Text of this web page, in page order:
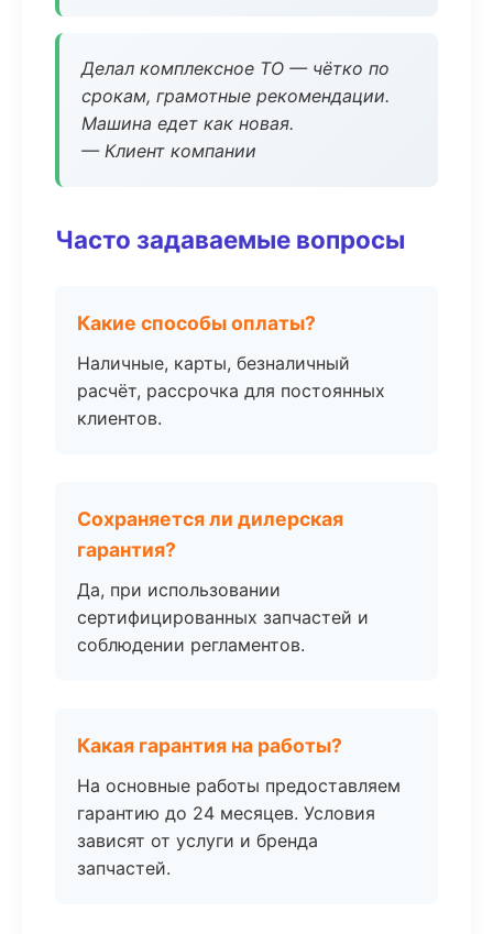
Делал комплексное ТО — чётко по
срокам, грамотные рекомендации.
Машина едет как новая.
— Клиент компании
Часто задаваемые вопросы
Какие способы оплаты?
Наличные, карты, безналичный
расчёт, рассрочка для постоянных
клиентов.
Сохраняется ли дилерская
гарантия?
Да, при использовании
сертифицированных запчастей и
соблюдении регламентов.
Какая гарантия на работы?
На основные работы предоставляем
гарантию до 24 месяцев. Условия
зависят от услуги и бренда
запчастей.